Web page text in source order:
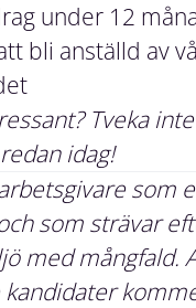
under 12
bli anställd av
Tveka
idag!
som
som strävar
med mångfald.
kandidater